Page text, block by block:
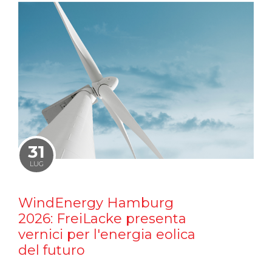
31
LUG
WindEnergy Hamburg
2026: FreiLacke presenta
vernici per l'energia eolica
del futuro